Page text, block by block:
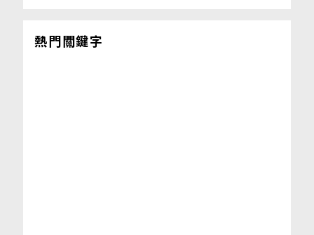
熱門關鍵字